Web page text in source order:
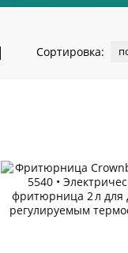
Сортировка: